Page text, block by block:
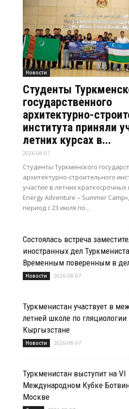
Новости
Студенты
государственного
архитектурно-
института приняли
летних курсах в...
2026-08-07
Студенты Туркменского
архитектурно-строительного
участие в летних краткосрочных
Energy Adventure – Summer
период с 23 июля по...
Состоялась встреча
иностранных дел
Временным поверенным в
Новости 2026-08-07
Туркменистан участвует в
летней школе по гляциологии
Кыргызстане
Новости 2026-08-07
Туркменистан выступит на VI
Международном Кубке
Москве